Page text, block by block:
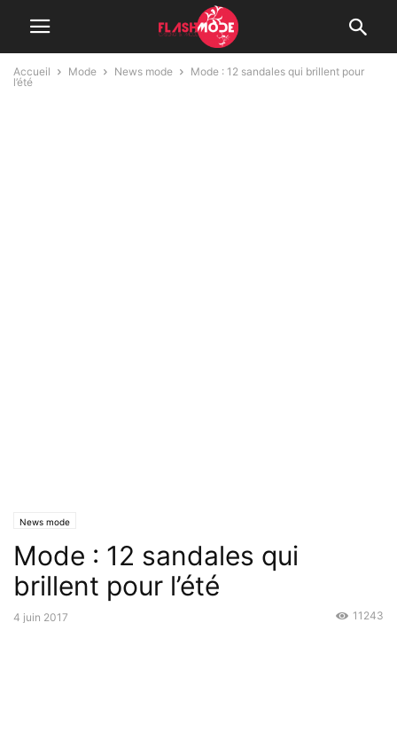
Accueil Mode News mode
Mode : 12 sandales qui brillent pour
l’été
News mode
Mode : 12 sandales qui
brillent pour l’été
4 juin 2017 11243